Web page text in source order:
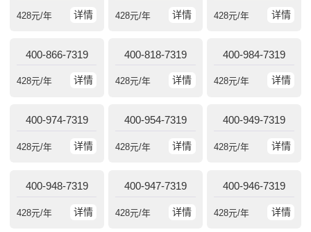
详情
428元/年 详情
428元/年 详情
428元/年
400-866-7319
详情
428元/年
400-818-7319
详情
428元/年
400-984-7319
详情
428元/年
400-974-7319
详情
428元/年
400-954-7319
详情
428元/年
400-949-7319
详情
428元/年
400-948-7319
详情
428元/年
400-947-7319
详情
428元/年
400-946-7319
详情
428元/年